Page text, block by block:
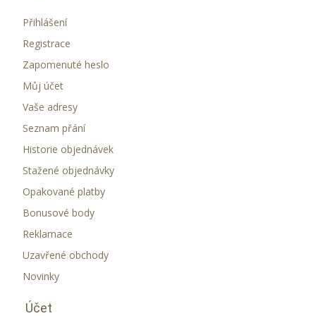
Přihlášení
Registrace
Zapomenuté heslo
Můj účet
Vaše adresy
Seznam přání
Historie objednávek
Stažené objednávky
Opakované platby
Bonusové body
Reklamace
Uzavřené obchody
Novinky
Účet